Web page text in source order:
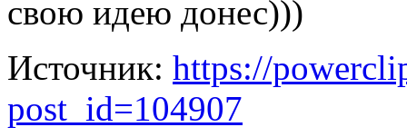
свою идею донес)))
Источник: https://
post_id=104907